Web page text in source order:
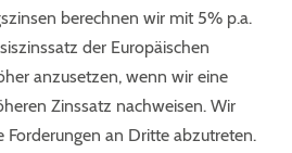
berechnen wir mit 5% p.a.
der Europäischen
anzusetzen, wenn wir eine
Zinssatz nachweisen. Wir
Forderungen an Dritte abzutreten.